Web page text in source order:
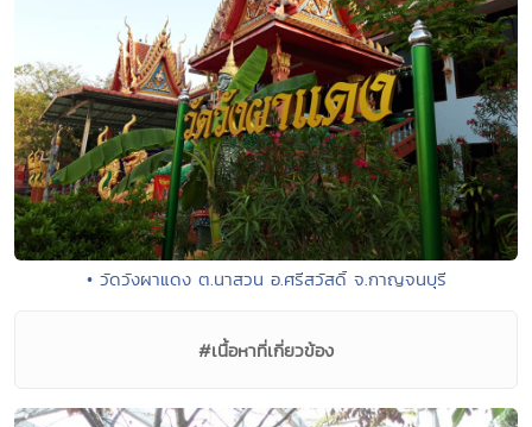
• วัดวังผาแดง ต.นาสวน อ.ศรีสวัสดิ์ จ.กาญจนบุรี
#เนื้อหาที่เกี่ยวข้อง